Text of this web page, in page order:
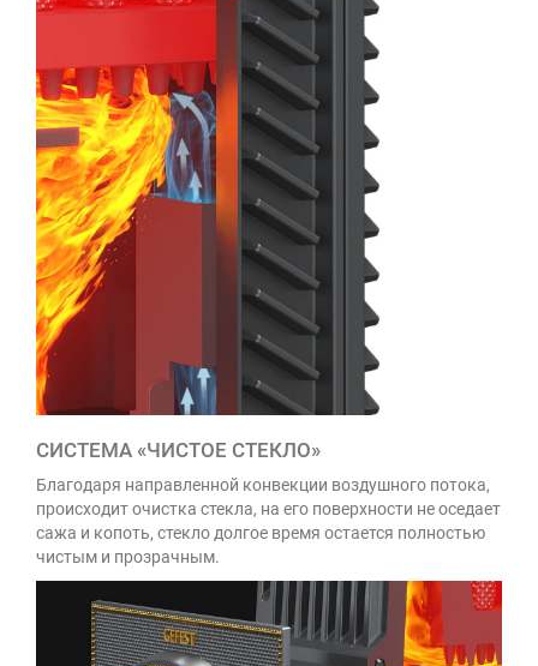
СИСТЕМА «ЧИСТОЕ СТЕКЛО»
Благодаря направленной конвекции воздушного потока,
происходит очистка стекла, на его поверхности не оседает
сажа и копоть, стекло долгое время остается полностью
чистым и прозрачным.